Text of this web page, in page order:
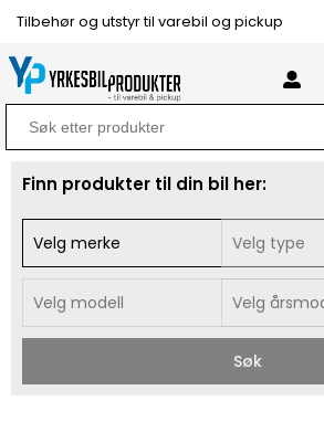
Tilbehør og utstyr til varebil og pickup
Search
for:
Finn produkter til din bil her:
Søk